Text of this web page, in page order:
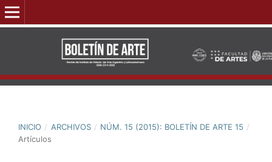
INICIO / ARCHIVOS / NÚM. 15 (2015): BOLETÍN DE ARTE 15 /
Artículos